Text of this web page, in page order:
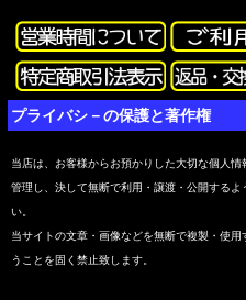
プライバシ－の保護と著作権
当店は、お客様からお預かりした大切な個人
管理し、決して無断で利用・譲渡・公開する
い。
当サイトの文章・画像などを無断で複製・使
うことを固く禁止致します。